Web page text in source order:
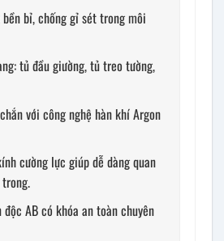
bỉ, chống gỉ sét trong môi
tủ đầu giường, tủ treo tường,
với công nghệ hàn khí Argon
cường lực giúp dễ dàng quan
độc AB có khóa an toàn chuyên